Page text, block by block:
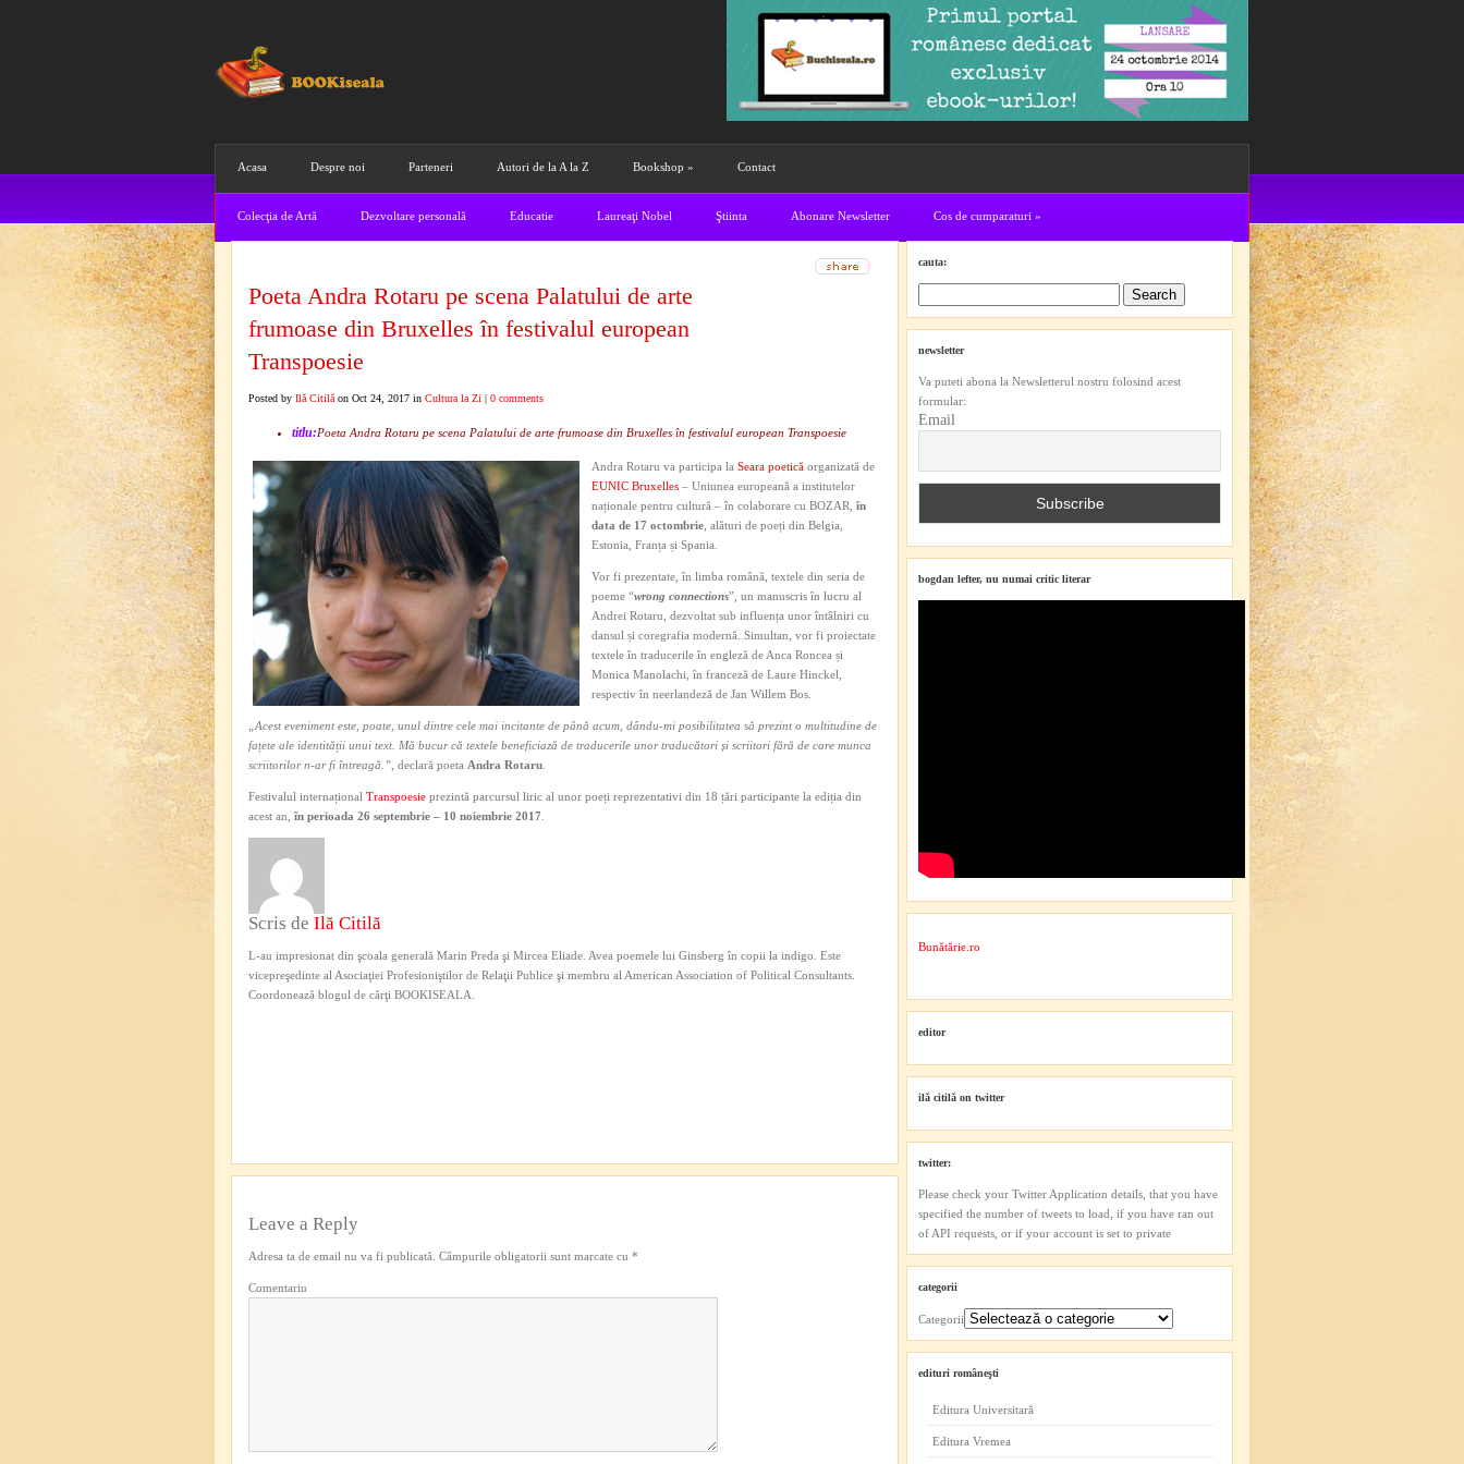
Acasa Despre noi Parteneri Autori de la A la Z Bookshop » Contact
Colecţia de Artă Dezvoltare personală Educatie Laureaţi Nobel Ştiinta Abonare Newsletter Cos de cumparaturi »
Poeta Andra Rotaru pe scena Palatului de arte
frumoase din Bruxelles în festivalul european
Transpoesie
Posted by Ilă Citilă on Oct 24, 2017 in Cultura la Zi | 0 comments
titlu:Poeta Andra Rotaru pe scena Palatului de arte frumoase din Bruxelles în festivalul european Transpoesie
Andra Rotaru va participa la Seara poetică organizată de
EUNIC Bruxelles – Uniunea europeană a institutelor
naționale pentru cultură – în colaborare cu BOZAR, în
data de 17 octombrie , alături de poeți din Belgia,
Estonia, Franța și Spania.
Vor fi prezentate, în limba română, textele din seria de
poeme “wrong connections”, un manuscris în lucru al
Andrei Rotaru, dezvoltat sub influența unor întâlniri cu
dansul și coregrafia modernă. Simultan, vor fi proiectate
textele în traducerile în engleză de Anca Roncea și
Monica Manolachi, în franceză de Laure Hinckel,
respectiv în neerlandeză de Jan Willem Bos.
„Acest eveniment este, poate, unul dintre cele mai incitante de până acum, dându-mi posibilitatea să prezint o multitudine de
fațete ale identității unui text. Mă bucur că textele beneficiază de traducerile unor traducători și scriitori fără de care munca
scriitorilor n-ar fi întreagă.” , declară poeta Andra Rotaru
Festivalul internațional Transpoesie prezintă parcursul liric al unor poeți reprezentativi din 18 țări participante la ediția din
acest an, în perioada 26 septembrie – 10 noiembrie 2017
Scris de Ilă Citilă
L-au impresionat din şcoala generală Marin Preda şi Mircea Eliade. Avea poemele lui Ginsberg în copii la indigo. Este
vicepreşedinte al Asociaţiei Profesioniştilor de Relaţii Publice şi membru al American Association of Political Consultants.
Coordonează blogul de cărţi BOOKISEALA.
Leave a Reply
Adresa ta de email nu va fi publicată. Câmpurile obligatorii sunt marcate cu *
Comentariu
cauta:
newsletter
Va puteti abona la Newsletterul nostru folosind acest
formular:
Email
bogdan lefter, nu numai critic literar
Bunătărie.ro
editor
ilă citilă on twitter
twitter:
Please check your Twitter Application details, that you have
specified the number of tweets to load, if you have ran out
of API requests, or if your account is set to private
categorii
Categorii
edituri româneşti
Editura Universitară
Editura Vremea